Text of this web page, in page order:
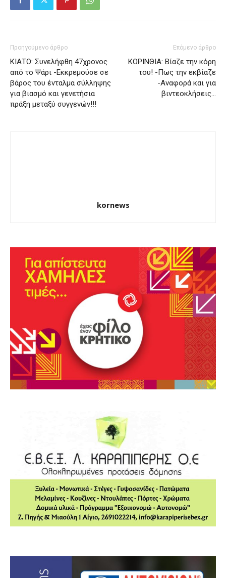
Προηγούμενο άρθρο
ΚΙΑΤΟ: Συνελήφθη 47χρονος
από το Ψάρι -Εκκρεμούσε σε
βάρος του ένταλμα σύλληψης
για βιασμό και γενετήσια
πράξη μεταξύ συγγενών!!!
Επόμενο άρθρο
ΚΟΡΙΝΘΙΑ: Βίαζε την κόρη
του! -Πως την εκβίαζε
-Αναφορά και για
βιντεοκλήσεις…
kornews